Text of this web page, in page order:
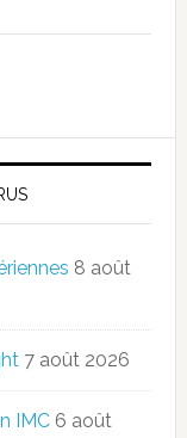
8 août
7 août 2026
IMC 6 août